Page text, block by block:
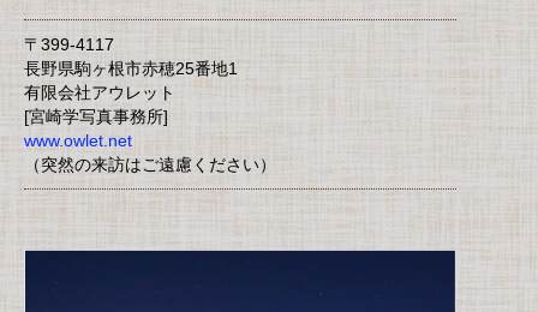
〒399-4117
長野県駒ヶ根市赤穂25番地1
有限会社アウレット
[宮崎学写真事務所]
www.owlet.net
（突然の来訪はご遠慮ください）